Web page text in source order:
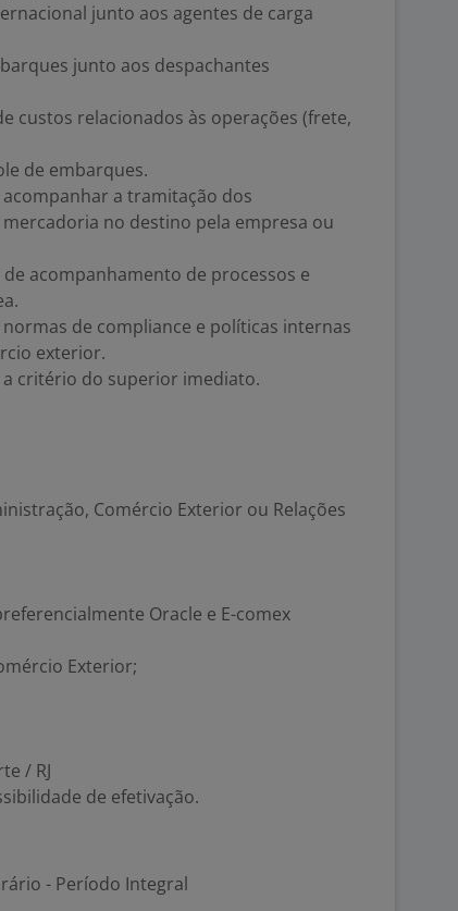
junto aos agentes de carga
junto aos despachantes
custos relacionados às operações (frete,
de embarques.
a tramitação dos
no destino pela empresa ou
acompanhamento de processos e
de compliance e políticas internas
exterior.
critério do superior imediato.
Comércio Exterior ou Relações
Oracle e E-comex
Exterior;
/ RJ
de efetivação.
- Período Integral